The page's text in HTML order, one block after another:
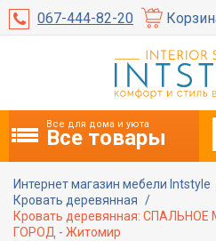
067-444-82-20
Все для дома и уюта
Все товары
Интернет магазин мебели Intstyle
Кровать деревянная
Кровать деревянная:
ГОРОД - Житомир